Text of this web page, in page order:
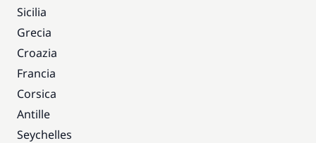
Sicilia
Grecia
Croazia
Francia
Corsica
Antille
Seychelles